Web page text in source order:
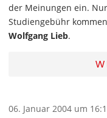
der Meinungen ein.
Studiengebühr
Wolfgang Lieb.
06. Januar 2004 um